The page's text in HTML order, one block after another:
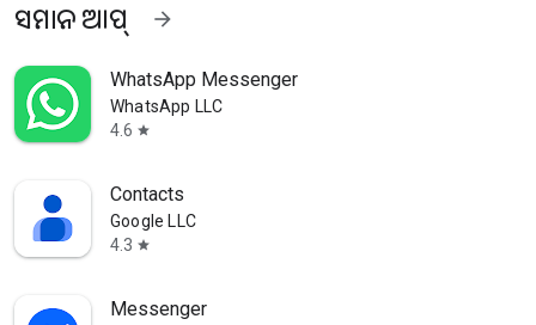
ସମାନ ଆପ୍‍ arrow_forward
WhatsApp Messenger
WhatsApp LLC
4.6 star
Contacts
Google LLC
4.3 star
Messenger